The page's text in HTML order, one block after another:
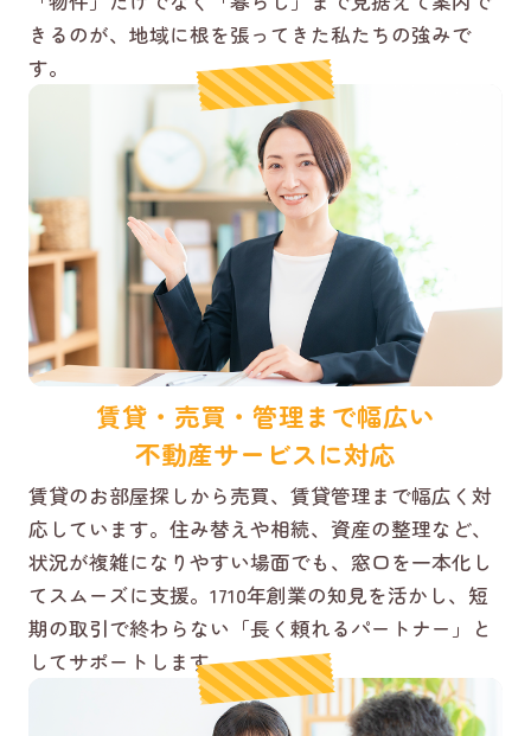
きるのが、地域に根を張ってきた私たちの強みで
す。
賃貸・売買・管理まで幅広い
不動産サービスに対応
賃貸のお部屋探しから売買、賃貸管理まで幅広く対
応しています。住み替えや相続、資産の整理など、
状況が複雑になりやすい場面でも、窓口を一本化し
てスムーズに支援。1710年創業の知見を活かし、短
期の取引で終わらない「長く頼れるパートナー」と
してサポートします。